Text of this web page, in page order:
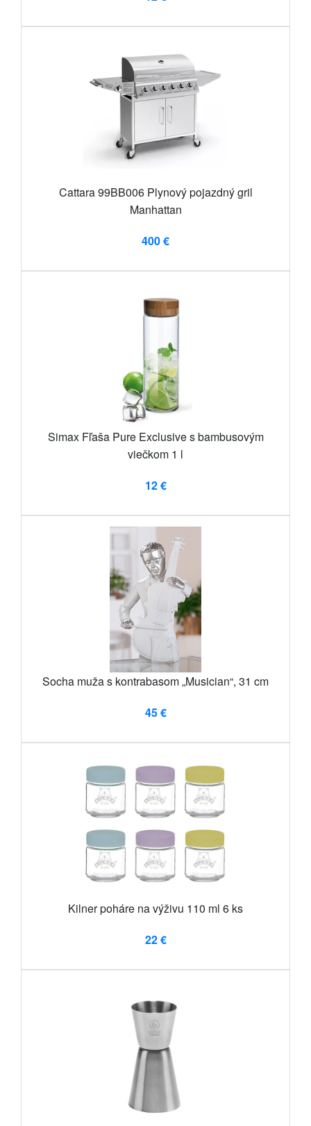
Cattara 99BB006 Plynový pojazdný gril
Manhattan
400 €
Simax Fľaša Pure Exclusive s bambusovým
viečkom 1 l
12 €
Socha muža s kontrabasom „Musician“, 31 cm
45 €
Kilner poháre na výživu 110 ml 6 ks
22 €